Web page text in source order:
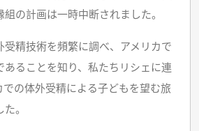
の計画は一時中断されました。
受精技術を頻繁に調べ、アメリカで
あることを知り、私たちリシェに連
での体外受精による子どもを望む旅
。